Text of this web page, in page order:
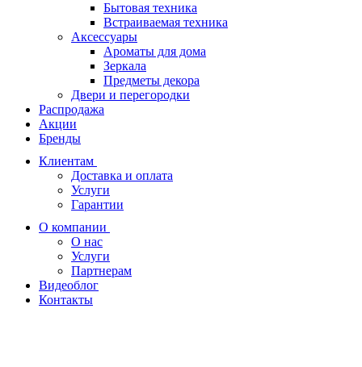
Бытовая техника
Встраиваемая техника
Аксессуары
Ароматы для дома
Зеркала
Предметы декора
Двери и перегородки
Распродажа
Акции
Бренды
Клиентам
Доставка и оплата
Услуги
Гарантии
О компании
О нас
Услуги
Партнерам
Видеоблог
Контакты